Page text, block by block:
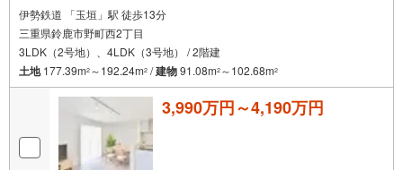
伊勢鉄道 「玉垣」駅 徒歩13分
三重県鈴鹿市野町西2丁目
3LDK（2号地）、4LDK（3号地） / 2階建
土地177.39m2 ～192.24m2 /建物91.08m2 ～102.68m2
3,990万円～4,190万円